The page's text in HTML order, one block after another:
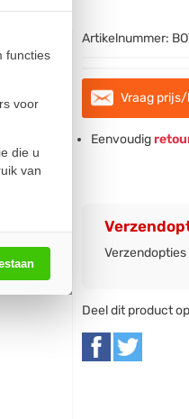
functies
voor
die u
van
Artikelnummer:
Vraag
Eenvoudig
Deel dit product